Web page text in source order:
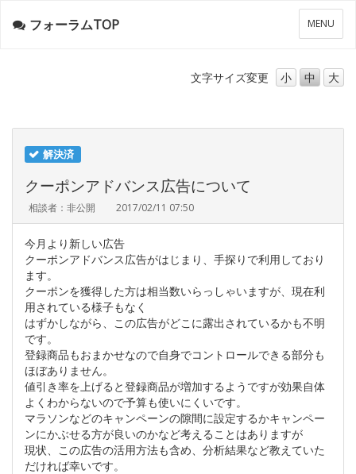
メ
ニ
ー
MENU
フォーラムTOP
文字サイズ変更 小 中 大
解決済
クーポンアドバンス広告について
相談者：非公開 2017/02/11 07:50
今月より新しい広告
クーポンアドバンス広告がはじまり、手探りで利用しており
ます。
クーポンを獲得した方は相当数いらっしゃいますが、現在利
用されている様子もなく
はずかしながら、この広告がどこに露出されているかも不明
です。
登録商品もおまかせなので自身でコントロールできる部分も
ほぼありません。
値引き率を上げると登録商品が増加するようですが効果自体
よくわからないので予算も使いにくいです。
マラソンなどのキャンペーンの隙間に設定するかキャンペー
ンにかぶせる方が良いのかなど考えることはありますが
現状、この広告の活用方法も含め、分析結果など教えていた
だければ幸いです。